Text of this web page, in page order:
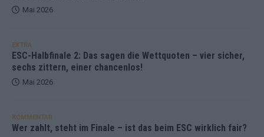
Mai 2026
EXTRA
ESC-Halbfinale 2: Das sagen die Wettquoten – vier sicher,
sechs zittern, einer chancenlos!
Mai 2026
KOMMENTAR
Wer zahlt, steht im Finale – ist das beim ESC wirklich fair?